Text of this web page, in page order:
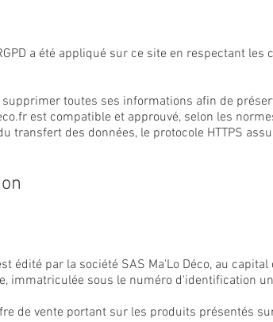
a été appliqué sur ce site en respectant les
toutes ses informations afin de
est compatible et approuvé, selon les
transfert des données, le protocole HTTPS
édité par la société SAS Ma'Lo Déco, au
immatriculée sous le numéro d'identification
de vente portant sur les produits présentés